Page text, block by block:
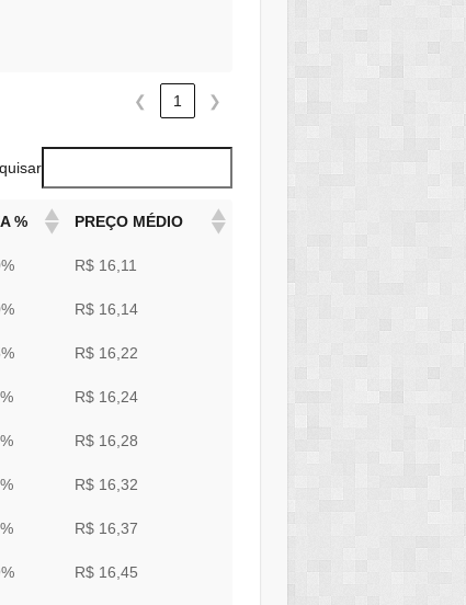
❮ 1 ❯
% PREÇO MÉDIO
R$ 16,11
R$ 16,14
R$ 16,22
R$ 16,24
R$ 16,28
R$ 16,32
R$ 16,37
R$ 16,45